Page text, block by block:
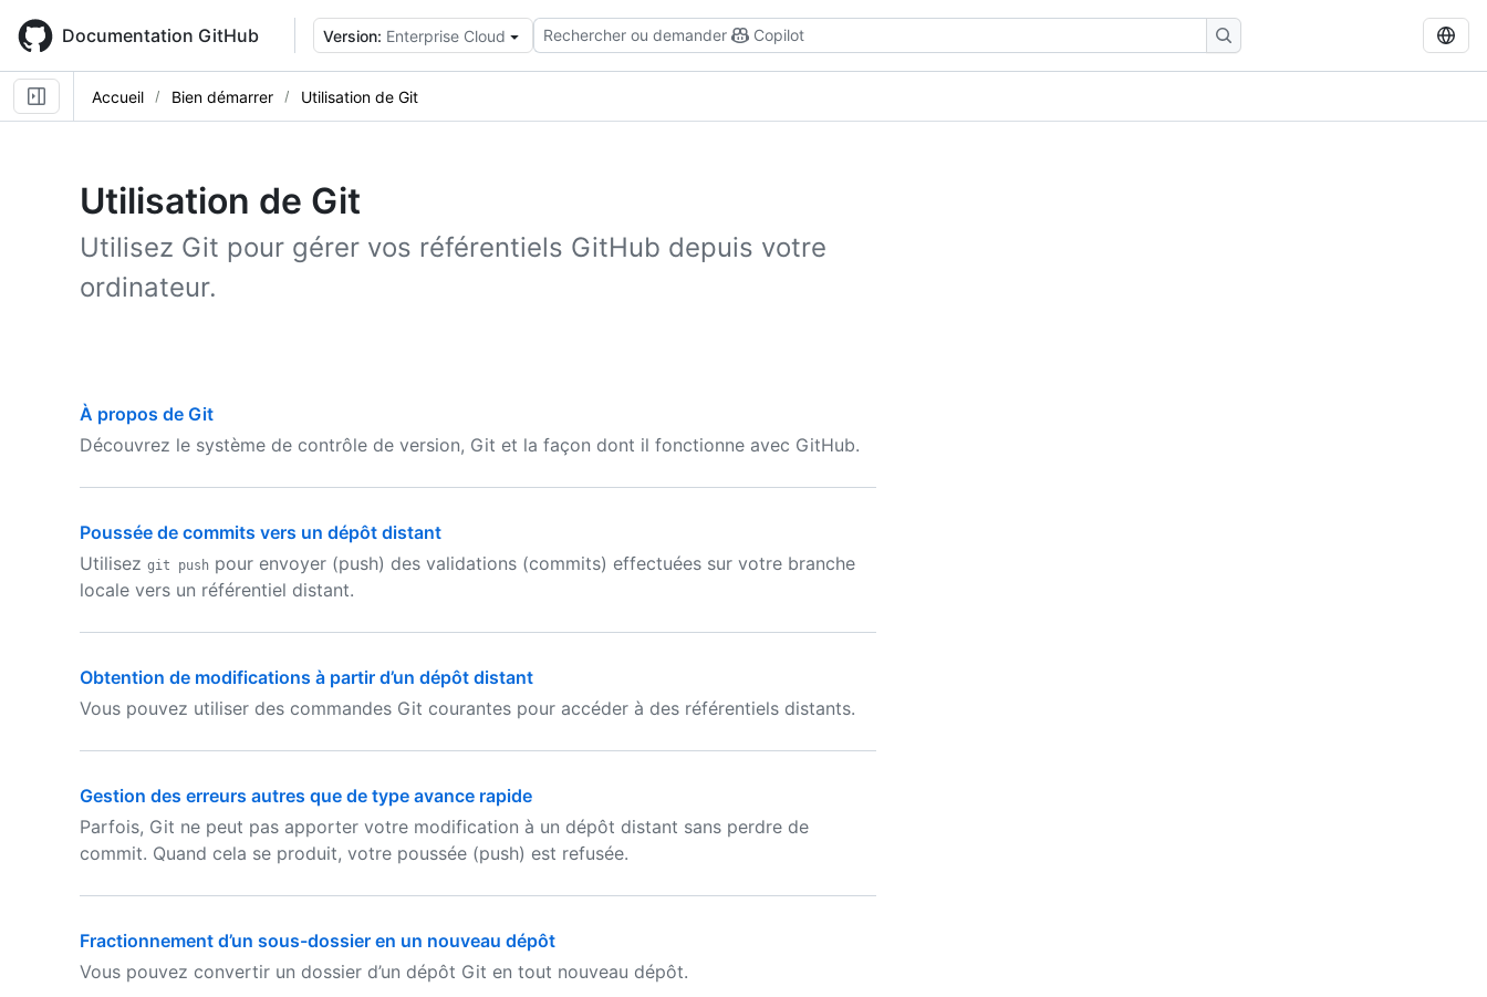
main
content
Documentation GitHub Version: Enterprise Cloud Rechercher ou demander Copilot
Accueil Bien démarrer Utilisation de Git
Utilisation de Git
Utilisez Git pour gérer vos référentiels GitHub depuis votre
ordinateur.
À propos de Git
Découvrez le système de contrôle de version, Git et la façon dont il fonctionne avec GitHub.
Poussée de commits vers un dépôt distant
Utilisez git push pour envoyer (push) des validations (commits) effectuées sur votre branche
locale vers un référentiel distant.
Obtention de modifications à partir d’un dépôt distant
Vous pouvez utiliser des commandes Git courantes pour accéder à des référentiels distants.
Gestion des erreurs autres que de type avance rapide
Parfois, Git ne peut pas apporter votre modification à un dépôt distant sans perdre de
commit. Quand cela se produit, votre poussée (push) est refusée.
Fractionnement d’un sous-dossier en un nouveau dépôt
Vous pouvez convertir un dossier d’un dépôt Git en tout nouveau dépôt.